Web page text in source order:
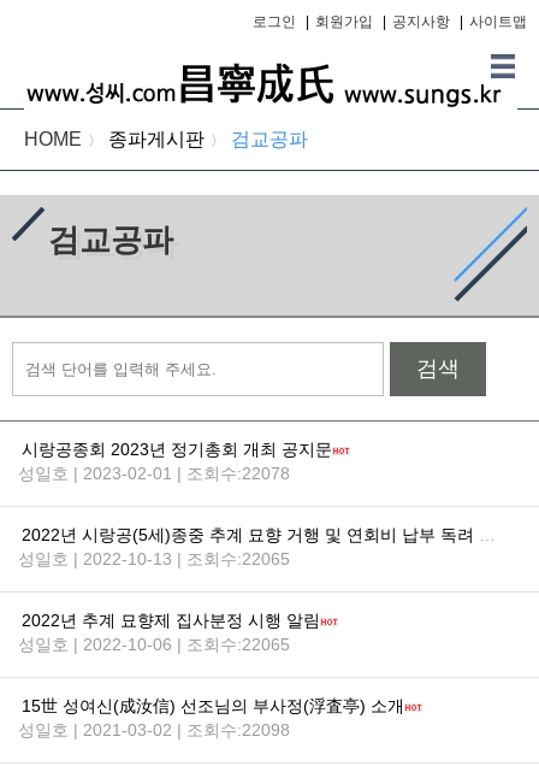
로그인 회원가입 공지사항 사이트맵
HOME 〉 종파게시판 〉 검교공파
검교공파
검색
시랑공종회 2023년 정기총회 개최 공지문
성일호 | 2023-02-01 | 조회수:22078
성일호 | 2022-10-13 | 조회수:22065
2022년 추계 묘향제 집사분정 시행 알림
성일호 | 2022-10-06 | 조회수:22065
15世 성여신(成汝信) 선조님의 부사정(浮査亭) 소개
성일호 | 2021-03-02 | 조회수:22098